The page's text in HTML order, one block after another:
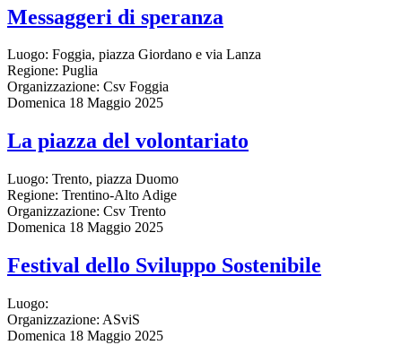
Messaggeri di speranza
Luogo: Foggia, piazza Giordano e via Lanza
Regione: Puglia
Organizzazione: Csv Foggia
Domenica 18 Maggio 2025
La piazza del volontariato
Luogo: Trento, piazza Duomo
Regione: Trentino-Alto Adige
Organizzazione: Csv Trento
Domenica 18 Maggio 2025
Festival dello Sviluppo Sostenibile
Luogo:
Organizzazione: ASviS
Domenica 18 Maggio 2025